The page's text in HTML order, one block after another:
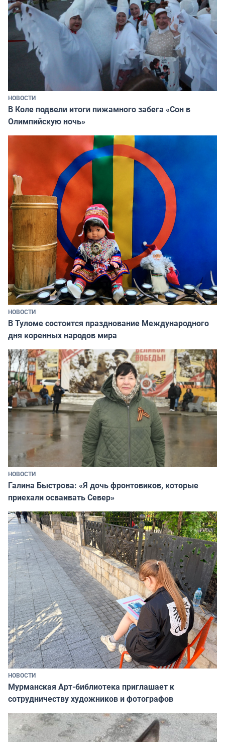
НОВОСТИ
В Коле подвели итоги пижамного забега «Сон в
Олимпийскую ночь»
НОВОСТИ
В Туломе состоится празднование Международного
дня коренных народов мира
НОВОСТИ
Галина Быстрова: «Я дочь фронтовиков, которые
приехали осваивать Север»
НОВОСТИ
Мурманская Арт-библиотека приглашает к
сотрудничеству художников и фотографов